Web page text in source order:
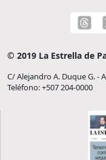
© 2019 La Estrella de
C/ Alejandro A. Duque G. -
Teléfono: +507 204-0000